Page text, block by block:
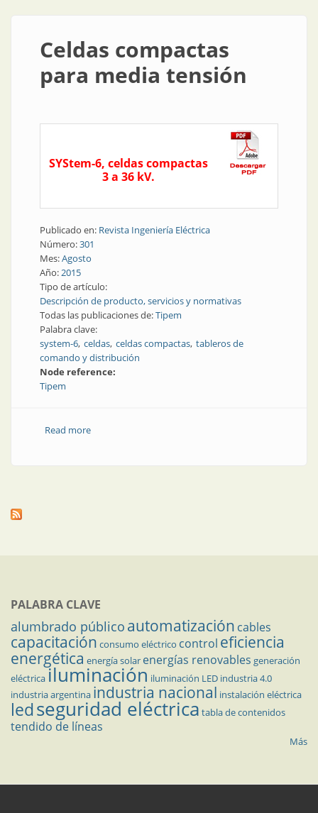
Celdas compactas
para media tensión
SYStem-6, celdas compactas
3 a 36 kV.
Publicado en: Revista Ingeniería Eléctrica
Número:301
Mes:Agosto
Año:2015
Tipo de artículo:
Descripción de producto, servicios y normativas
Todas las publicaciones de:Tipem
Palabra clave:
system-6 celdas celdas compactas tableros de
comando y distribución
Node reference:
Tipem
Read moreabout Celdas compactas para media tensión
PALABRA CLAVE
alumbrado público automatización cables
capacitación consumo eléctrico control eficiencia
energética energía solar energías renovables generación
eléctricailuminación iluminación LED industria 4.0
industria argentina industria nacional instalación eléctrica
ledseguridad eléctrica tabla de contenidos
tendido de líneas
Más